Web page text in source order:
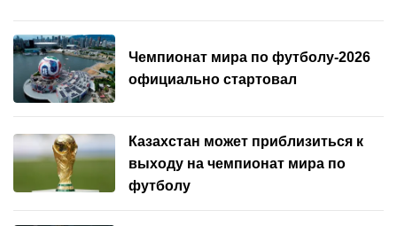
Чемпионат мира по футболу-2026
официально стартовал
Казахстан может приблизиться к
выходу на чемпионат мира по
футболу